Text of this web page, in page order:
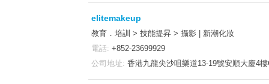
elitemakeup
教育．培訓 > 技能提昇 > 攝影 | 新潮化妝
電話: +852-23699929
公司地址: 香港九龍尖沙咀樂道13-19號安順大廈4樓